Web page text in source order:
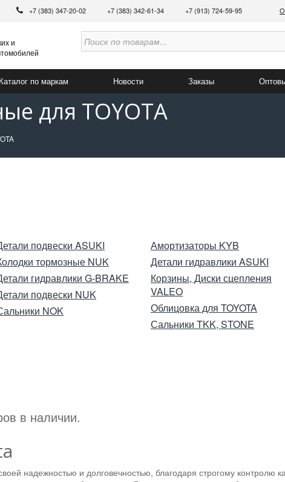
+7 (383) 347-20-02 +7 (383) 342-61-34 +7 (913) 724-59-95
и
Каталог по маркам Новости Заказы
для TOYOTA
подвески ASUKI
тормозные NUK
гидравлики G-BRAKE
подвески NUK
NOK
Амортизаторы KYB
Детали гидравлики ASUKI
Корзины, Диски сцепления
VALEO
Облицовка для TOYOTA
Сальники TKK, STONE
в наличии.
надежностью и долговечностью, благодаря строгому